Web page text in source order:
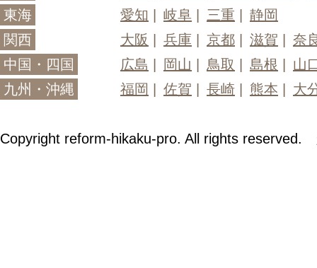
東海
愛知 岐阜 三重
静岡
関西
大阪 兵庫 京都 滋賀
奈
中国・四国
広島 岡山 鳥取 島根
山
九州・沖縄
福岡 佐賀 長崎 熊本 大
Copyright reform-hikaku-pro. All rights reserved.